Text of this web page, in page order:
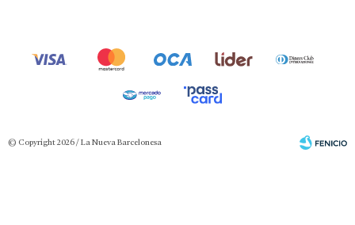
© Copyright 2026 / La Nueva Barcelonesa